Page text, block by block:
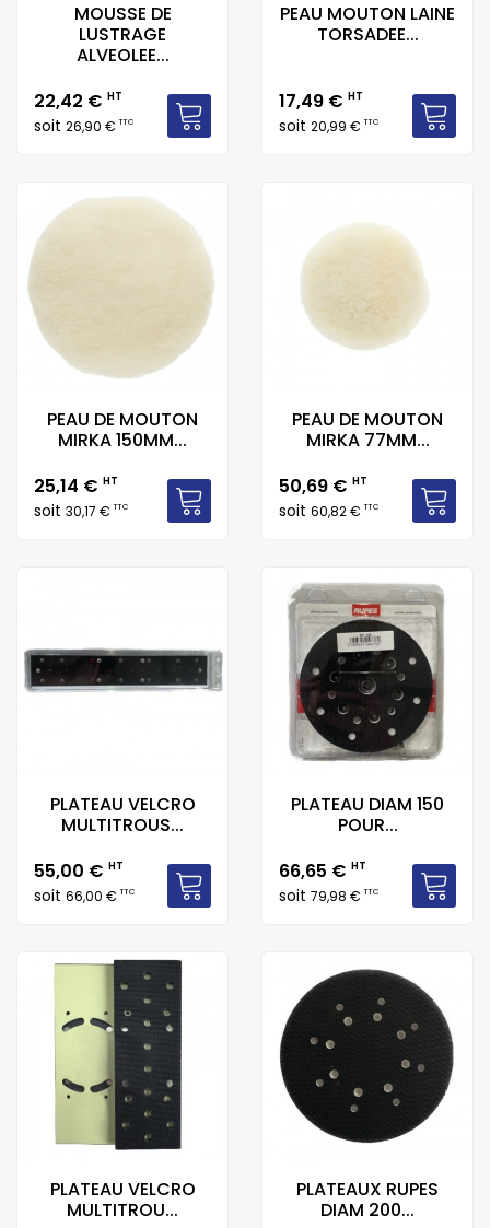
MOUSSE DE
LUSTRAGE
ALVEOLEE...
Prix
22,42 € HT
soit 26,90 €TTC
PEAU MOUTON LAINE
TORSADEE...
Prix
17,49 € HT
soit 20,99 €TTC
PEAU DE MOUTON
MIRKA 150MM...
Prix
25,14 € HT
soit 30,17 €TTC
PEAU DE MOUTON
MIRKA 77MM...
Prix
50,69 € HT
soit 60,82 €TTC
PLATEAU VELCRO
MULTITROUS...
Prix
55,00 € HT
soit 66,00 €TTC
PLATEAU DIAM 150
POUR...
Prix
66,65 € HT
soit 79,98 €TTC
PLATEAU VELCRO
MULTITROU...
PLATEAUX RUPES
DIAM 200...